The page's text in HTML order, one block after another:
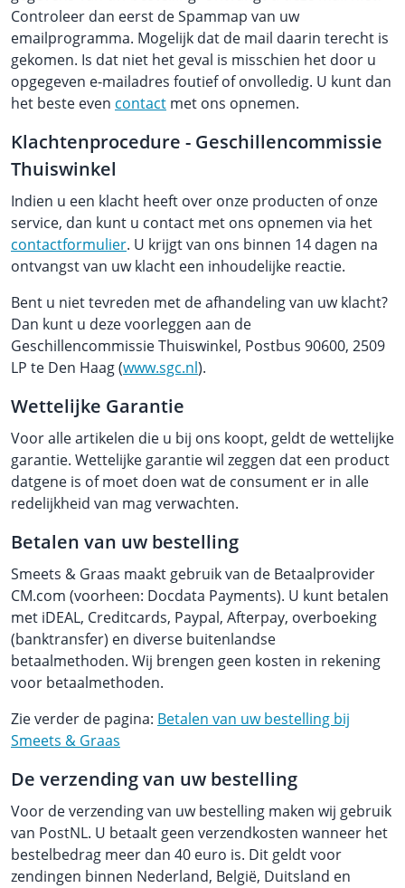
Controleer dan eerst de Spammap van uw
emailprogramma. Mogelijk dat de mail daarin terecht is
gekomen. Is dat niet het geval is misschien het door u
opgegeven e-mailadres foutief of onvolledig. U kunt dan
het beste even contact met ons opnemen.
Klachtenprocedure - Geschillencommissie
Thuiswinkel
Indien u een klacht heeft over onze producten of onze
service, dan kunt u contact met ons opnemen via het
contactformulier. U krijgt van ons binnen 14 dagen na
ontvangst van uw klacht een inhoudelijke reactie.
Bent u niet tevreden met de afhandeling van uw klacht?
Dan kunt u deze voorleggen aan de
Geschillencommissie Thuiswinkel, Postbus 90600, 2509
LP te Den Haag (www.sgc.nl).
Wettelijke Garantie
Voor alle artikelen die u bij ons koopt, geldt de wettelijke
garantie. Wettelijke garantie wil zeggen dat een product
datgene is of moet doen wat de consument er in alle
redelijkheid van mag verwachten.
Betalen van uw bestelling
Smeets & Graas maakt gebruik van de Betaalprovider
CM.com (voorheen: Docdata Payments). U kunt betalen
met iDEAL, Creditcards, Paypal, Afterpay, overboeking
(banktransfer) en diverse buitenlandse
betaalmethoden. Wij brengen geen kosten in rekening
voor betaalmethoden.
Zie verder de pagina: Betalen van uw bestelling bij
Smeets & Graas
De verzending van uw bestelling
Voor de verzending van uw bestelling maken wij gebruik
van PostNL. U betaalt geen verzendkosten wanneer het
bestelbedrag meer dan 40 euro is. Dit geldt voor
zendingen binnen Nederland, België, Duitsland en